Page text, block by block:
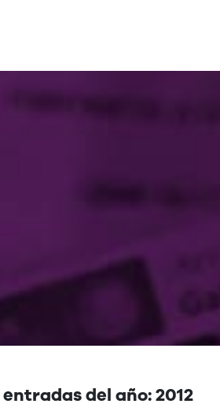
del año: 2012